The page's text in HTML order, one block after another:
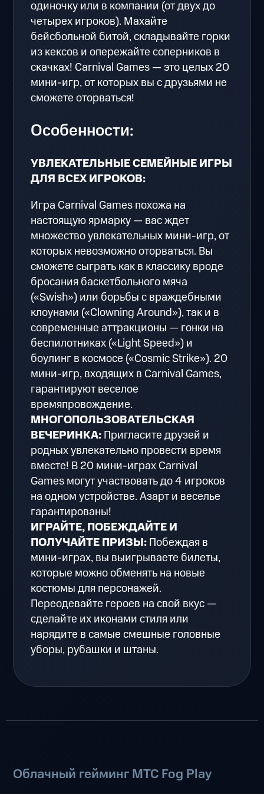
одиночку или в компании (от двух до
четырех игроков). Махайте
бейсбольной битой, складывайте горки
из кексов и опережайте соперников в
скачках! Carnival Games — это целых 20
мини-игр, от которых вы с друзьями не
сможете оторваться!
Особенности:
УВЛЕКАТЕЛЬНЫЕ СЕМЕЙНЫЕ ИГРЫ
ДЛЯ ВСЕХ ИГРОКОВ:
Игра Carnival Games похожа на
настоящую ярмарку — вас ждет
множество увлекательных мини-игр, от
которых невозможно оторваться. Вы
сможете сыграть как в классику вроде
бросания баскетбольного мяча
(«Swish») или борьбы с враждебными
клоунами («Clowning Around»), так и в
современные аттракционы — гонки на
беспилотниках («Light Speed») и
боулинг в космосе («Cosmic Strike»). 20
мини-игр, входящих в Carnival Games,
гарантируют веселое
времяпровождение.
МНОГОПОЛЬЗОВАТЕЛЬСКАЯ
ВЕЧЕРИНКА:Пригласите друзей и
родных увлекательно провести время
вместе! В 20 мини-играх Carnival
Games могут участвовать до 4 игроков
на одном устройстве. Азарт и веселье
гарантированы!
ИГРАЙТЕ, ПОБЕЖДАЙТЕ И
ПОЛУЧАЙТЕ ПРИЗЫ:Побеждая в
мини-играх, вы выигрываете билеты,
которые можно обменять на новые
костюмы для персонажей.
Переодевайте героев на свой вкус —
сделайте их иконами стиля или
нарядите в самые смешные головные
уборы, рубашки и штаны.
Облачный гейминг МТС Fog Play